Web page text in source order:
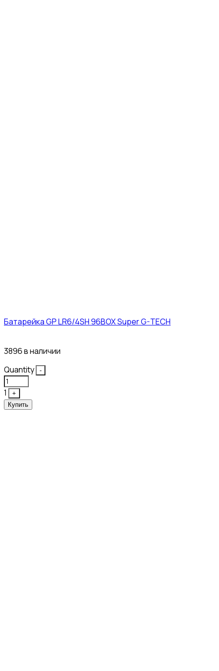
Батарейка GP LR6/4SH 96BOX Super G-TECH
3896 в наличии
Quantity
-
1
+
Купить